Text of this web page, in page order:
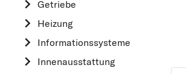
Getriebe
Heizung
Informationssysteme
Innenausstattung